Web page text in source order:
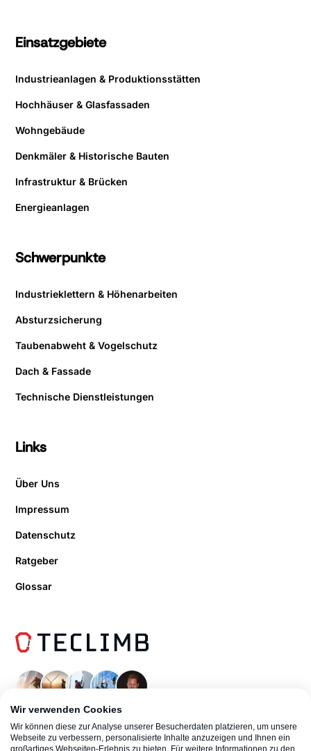
Einsatzgebiete
Industrieanlagen & Produktionsstätten
Hochhäuser & Glasfassaden
Wohngebäude
Denkmäler & Historische Bauten
Infrastruktur & Brücken
Energieanlagen
Schwerpunkte
Industrieklettern & Höhenarbeiten
Absturzsicherung
Taubenabweht & Vogelschutz
Dach & Fassade
Technische Dienstleistungen
Links
Über Uns
Impressum
Datenschutz
Ratgeber
Glossar
Wir verwenden Cookies
Wir können diese zur Analyse unserer Besucherdaten platzieren, um unsere
Webseite zu verbessern, personalisierte Inhalte anzuzeigen und Ihnen ein
großartiges Webseiten-Erlebnis zu bieten. Für weitere Informationen zu den